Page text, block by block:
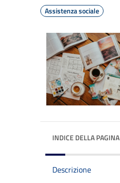
Assistenza sociale
INDICE DELLA PAGINA
Descrizione